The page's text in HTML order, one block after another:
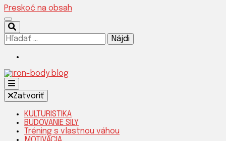
Preskoč na obsah
Hľadať:
Silnejšia verzia teba!
Zatvoriť
KULTURISTIKA
BUDOVANIE SILY
Tréning s vlastnou váhou